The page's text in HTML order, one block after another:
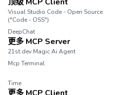
Visual Studio Code - Open Source
("Code - OSS")
DeepChat
更多 MCP Server
21st.dev Magic Ai Agent
Mcp Terminal
Time